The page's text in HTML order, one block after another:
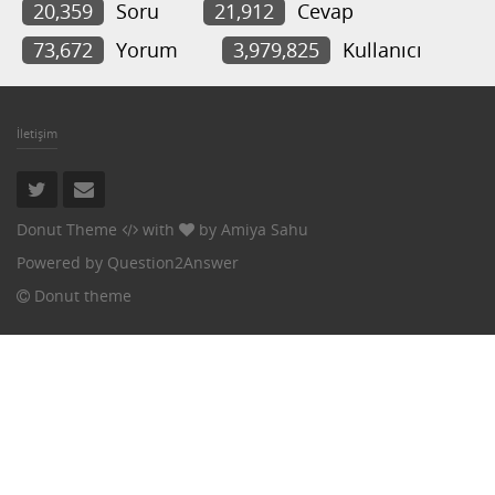
20,359 Soru 21,912
Cevap
73,672
Yorum 3,979,825 Kullanıcı
İletişim
Donut Theme with by Amiya Sahu
Powered by Question2Answer
Donut theme